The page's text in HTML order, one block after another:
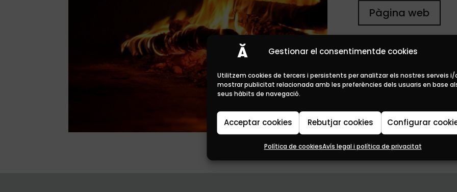
Gestionar el consentimentde cookies
Utilitzem cookies de tercers i persistents per analitzar els nostres serveis i/
mostrar publicitat relacionada amb les preferències dels usuaris en base
seus hàbits de navegació.
Acceptar cookies Rebutjar cookies Configurar
Política de cookiesAvís legal i política de privacitat
Pàgina web
Oferta